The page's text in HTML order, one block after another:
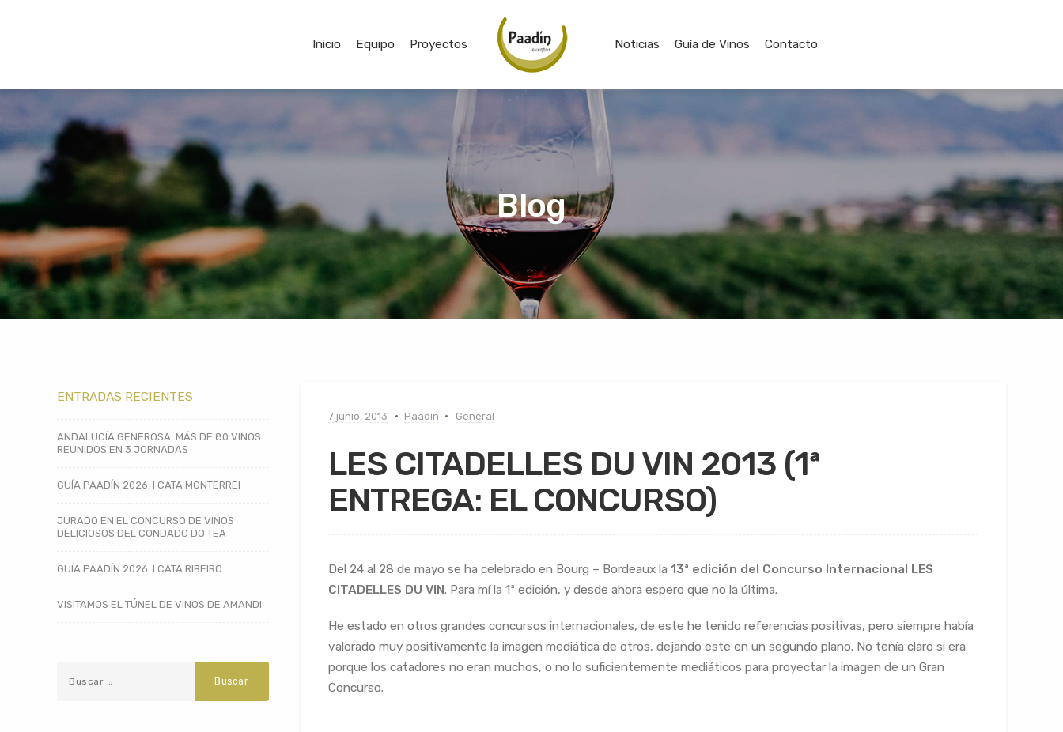
Inicio Equipo Proyectos Noticias Guía de Vinos Contacto
Blog
7 junio, 2013 Paadín General
LES CITADELLES DU VIN 2013 (1ª
ENTREGA: EL CONCURSO)
Del 24 al 28 de mayo se ha celebrado en Bourg – Bordeaux la 13ª edición del Concurso Internacional LES
CITADELLES DU VIN. Para mí la 1ª edición, y desde ahora espero que no la última.
He estado en otros grandes concursos internacionales, de este he tenido referencias positivas, pero siempre había
valorado muy positivamente la imagen mediática de otros, dejando este en un segundo plano. No tenía claro si era
porque los catadores no eran muchos, o no lo suficientemente mediáticos para proyectar la imagen de un Gran
Concurso.
ENTRADAS RECIENTES
ANDALUCÍA GENEROSA: MÁS DE 80 VINOS
REUNIDOS EN 3 JORNADAS
GUÍA PAADÍN 2026: I CATA MONTERREI
JURADO EN EL CONCURSO DE VINOS
DELICIOSOS DEL CONDADO DO TEA
GUÍA PAADÍN 2026: I CATA RIBEIRO
VISITAMOS EL TÚNEL DE VINOS DE AMANDI